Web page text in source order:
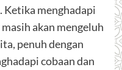
Ketika menghadapi
akan mengeluh
penuh dengan
cobaan dan